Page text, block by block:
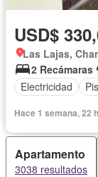
USD$
Las Lajas,
2 Recámaras
Electricidad
Hace 1 semana, 22
Apartamento
3038 resultados